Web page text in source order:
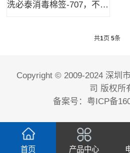
洗必泰消毒棉签-707，不含液体
共1页 5条
Copyright © 2009-2024 深圳
司 版权所
备案号： 粤ICP备
首页 产品中心